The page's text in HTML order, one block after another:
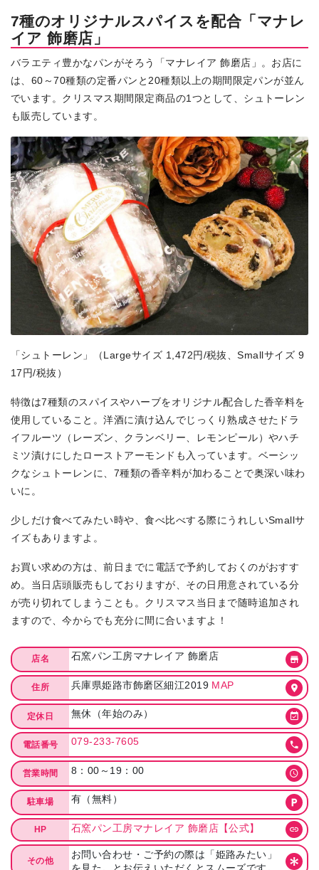
7種のオリジナルスパイスを配合「マナレ
イア 飾磨店」
バラエティ豊かなパンがそろう「マナレイア 飾磨店」。お店に
は、60～70種類の定番パンと20種類以上の期間限定パンが並ん
でいます。クリスマス期間限定商品の1つとして、シュトーレン
も販売しています。
「シュトーレン」（Largeサイズ 1,472円/税抜、Smallサイズ 9
17円/税抜）
特徴は7種類のスパイスやハーブをオリジナル配合した香辛料を
使用していること。洋酒に漬け込んでじっくり熟成させたドラ
イフルーツ（レーズン、クランベリー、レモンピール）やハチ
ミツ漬けにしたローストアーモンドも入っています。ベーシッ
クなシュトーレンに、7種類の香辛料が加わることで奥深い味わ
いに。
少しだけ食べてみたい時や、食べ比べする際にうれしいSmallサ
イズもありますよ。
お買い求めの方は、前日までに電話で予約しておくのがおすす
め。当日店頭販売もしておりますが、その日用意されている分
が売り切れてしまうことも。クリスマス当日まで随時追加され
ますので、今からでも充分に間に合いますよ！
店名 石窯パン工房マナレイア 飾磨店
住所 兵庫県姫路市飾磨区細江2019 MAP
定休日 無休（年始のみ）
電話番号 079-233-7605
営業時間 8：00～19：00
駐車場 有（無料）
HP 石窯パン工房マナレイア 飾磨店【公式】
その他
お問い合わせ・ご予約の際は「姫路みたい」
を見た。とお伝えいただくとスムーズです。